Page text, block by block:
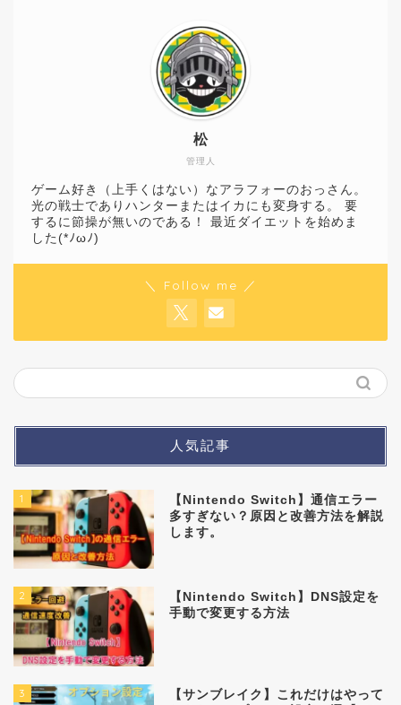
管理人
松
ゲーム好き（上手くはない）なアラフォーのおっさん。
光の戦士でありハンターまたはイカにも変身する。 要
するに節操が無いのである！ 最近ダイエットを始めま
した(*ﾉωﾉ)
＼ Follow me ／
人気記事
1
【Nintendo Switch】通信エラー
多すぎない？原因と改善方法を解説
します。
2
【Nintendo Switch】DNS設定を
手動で変更する方法
3
【サンブレイク】これだけはやって